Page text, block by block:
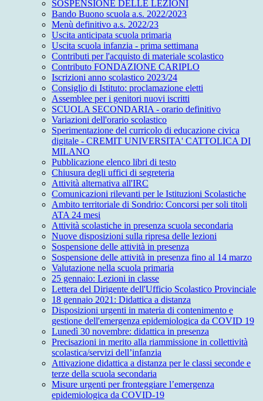
SOSPENSIONE DELLE LEZIONI
Bando Buono scuola a.s. 2022/2023
Menù definitivo a.s. 2022/23
Uscita anticipata scuola primaria
Uscita scuola infanzia - prima settimana
Contributi per l'acquisto di materiale scolastico
Contributo FONDAZIONE CARIPLO
Iscrizioni anno scolastico 2023/24
Consiglio di Istituto: proclamazione eletti
Assemblee per i genitori nuovi iscritti
SCUOLA SECONDARIA - orario definitivo
Variazioni dell'orario scolastico
Sperimentazione del curricolo di educazione civica
digitale - CREMIT UNIVERSITA' CATTOLICA DI
MILANO
Pubblicazione elenco libri di testo
Chiusura degli uffici di segreteria
Attività alternativa all'IRC
Comunicazioni rilevanti per le Istituzioni Scolastiche
Ambito territoriale di Sondrio: Concorsi per soli titoli
ATA 24 mesi
Attività scolastiche in presenza scuola secondaria
Nuove disposizioni sulla ripresa delle lezioni
Sospensione delle attività in presenza
Sospensione delle attività in presenza fino al 14 marzo
Valutazione nella scuola primaria
25 gennaio: Lezioni in classe
Lettera del Dirigente dell'Ufficio Scolastico Provinciale
18 gennaio 2021: Didattica a distanza
Disposizioni urgenti in materia di contenimento e
gestione dell'emergenza epidemiologica da COVID 19
Lunedì 30 novembre: didattica in presenza
Precisazioni in merito alla riammissione in collettività
scolastica/servizi dell’infanzia
Attivazione didattica a distanza per le classi seconde e
terze della scuola secondaria
Misure urgenti per fronteggiare l’emergenza
epidemiologica da COVID-19